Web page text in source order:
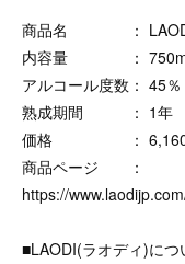
商品名 ： LAODI ス
内容量 ：
アルコール度数： 45％
熟成期間 ： 1年
価格 ： 6,160
商品ページ ：
https://
■LAODI(ラオディ)につ